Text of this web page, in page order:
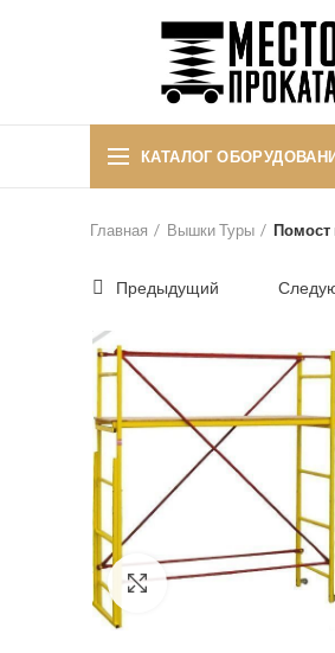
КАТАЛОГ
Главная Вышки Туры Помост
Предыдущий
Нажмите чтобы